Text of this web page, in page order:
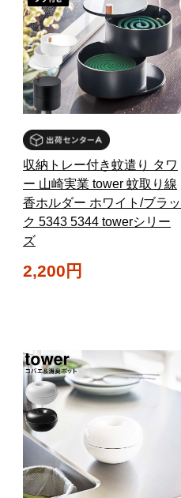
収納トレー付き蚊遣り タワ
ー 山崎実業 tower 蚊取り線
香ホルダー ホワイト/ブラッ
ク 5343 5344 towerシリー
ズ
2,200円